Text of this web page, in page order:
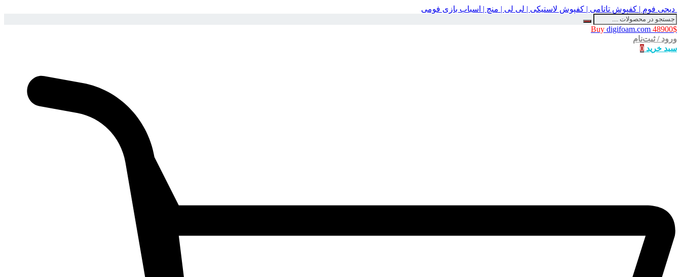
دیجی فوم | کفپوش تاتامی | کفپوش لاستیکی | لی لی | منچ | اسباب بازی فومی
Buy digifoam.com 48900$
ورود / ثبت‌نام
سبد خرید 0